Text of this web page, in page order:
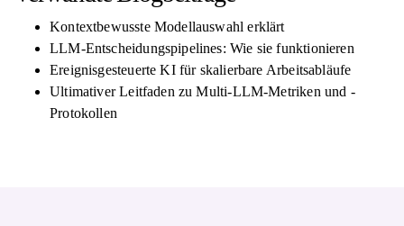
Kontextbewusste Modellauswahl erklärt
LLM-Entscheidungspipelines: Wie sie funktionieren
Ereignisgesteuerte KI für skalierbare Arbeitsabläufe
Ultimativer Leitfaden zu Multi-LLM-Metriken und -
Protokollen